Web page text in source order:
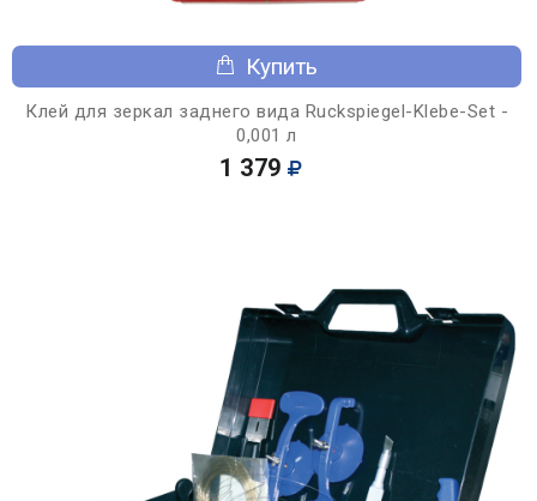
Купить
Клей для зеркал заднего вида Ruckspiegel-Klebe-Set -
0,001 л
1 379